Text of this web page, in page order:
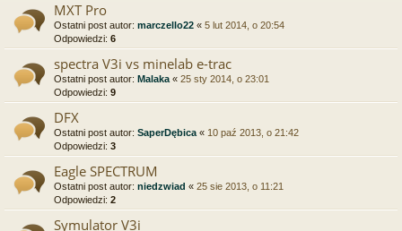
MXT Pro
Ostatni post autor: marczello22 « 5 lut 2014, o 20:54
Odpowiedzi: 6
spectra V3i vs minelab e-trac
Ostatni post autor: Malaka « 25 sty 2014, o 23:01
Odpowiedzi: 9
DFX
Ostatni post autor: SaperDębica « 10 paź 2013, o 21:42
Odpowiedzi: 3
Eagle SPECTRUM
Ostatni post autor: niedzwiad « 25 sie 2013, o 11:21
Odpowiedzi: 2
Symulator V3i